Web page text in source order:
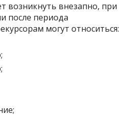
возникнуть внезапно, при
после периода
могут относиться: